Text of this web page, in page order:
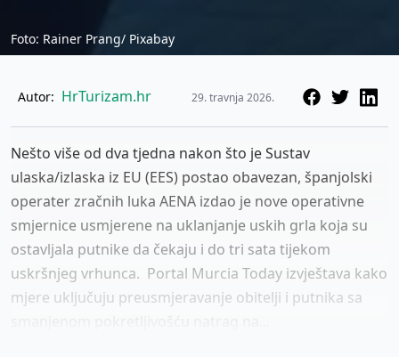
Foto: Rainer Prang/ Pixabay
Autor: HrTurizam.hr 29. travnja 2026.
Nešto više od dva tjedna nakon što je Sustav
ulaska/izlaska iz EU (EES) postao obavezan, španjolski
operater zračnih luka AENA izdao je nove operativne
smjernice usmjerene na uklanjanje uskih grla koja su
ostavljala putnike da čekaju i do tri sata tijekom
uskršnjeg vrhunca. Portal Murcia Today izvještava kako
mjere uključuju preusmjeravanje obitelji i putnika sa